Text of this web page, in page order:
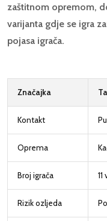
zaštitnom opremom,
varijanta gdje se igra
pojasa igrača.
Značajka
Kontakt
Oprema
Broj igrača 11
Rizik ozljeda